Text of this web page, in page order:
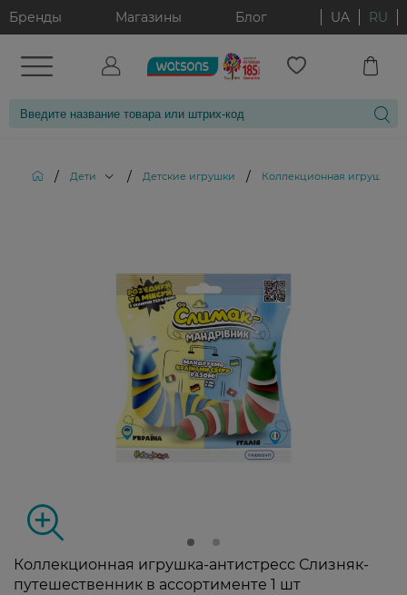
Бренды Магазины Блог UA RU
/ Дети / Детские игрушки / Коллекционная игрушка-
Коллекционная игрушка-антистресс Слизняк-
путешественник в ассортименте 1 шт